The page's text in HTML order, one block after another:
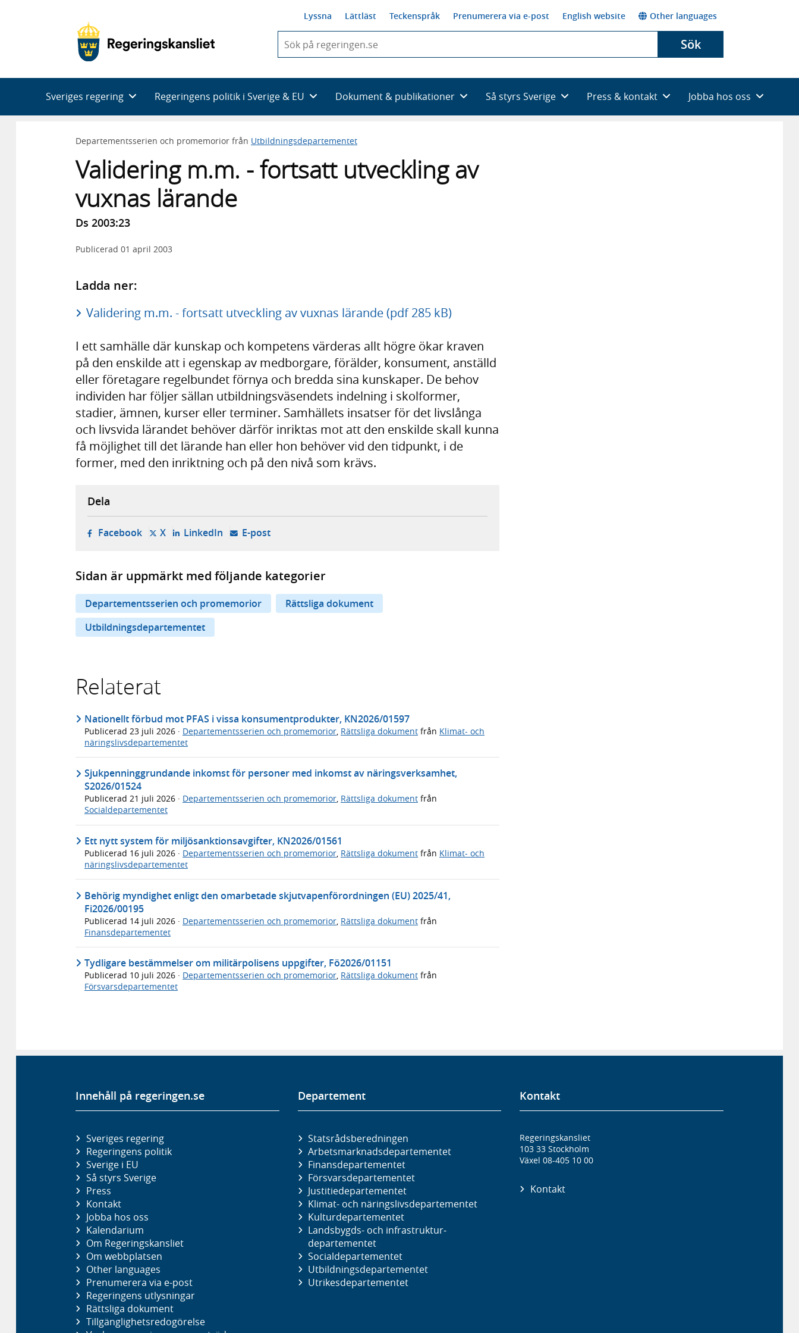
Lyssna Lättläst Teckenspråk Prenumerera via e-post English website Other languages
du
skriva
framträder
en
med
Sök
Sveriges regering Regeringens politik i Sverige & EU Dokument & publikationer Så styrs Sverige Press & kontakt Jobba hos oss
Departementsserien och promemorior från Utbildningsdepartementet
Validering m.m. - fortsatt utveckling av
vuxnas lärande
Ds 2003:23
Publicerad 01 april 2003
Ladda ner:
Validering m.m. - fortsatt utveckling av vuxnas lärande (pdf 285 kB)
I ett samhälle där kunskap och kompetens värderas allt högre ökar kraven
på den enskilde att i egenskap av medborgare, förälder, konsument, anställd
eller företagare regelbundet förnya och bredda sina kunskaper. De behov
individen har följer sällan utbildningsväsendets indelning i skolformer,
stadier, ämnen, kurser eller terminer. Samhällets insatser för det livslånga
och livsvida lärandet behöver därför inriktas mot att den enskilde skall kunna
få möjlighet till det lärande han eller hon behöver vid den tidpunkt, i de
former, med den inriktning och på den nivå som krävs.
Dela
Facebook- öppnas i ny flik, extern webbplats,
X- öppnas i ny flik, extern webbplats,
LinkedIn- öppnas i ny flik, extern webbplats,
E-post- öppnar din e-postklient,
Sidan är uppmärkt med följande kategorier
Departementsserien och promemorior
Rättsliga dokument
Utbildningsdepartementet
Relaterat
Nationellt förbud mot PFAS i vissa konsumentprodukter, KN2026/01597
Publicerad 23 juli 2026 · Departementsserien och promemorior Rättsliga dokument från Klimat- och
näringslivsdepartementet
Sjukpenninggrundande inkomst för personer med inkomst av näringsverksamhet,
S2026/01524
Publicerad 21 juli 2026 · Departementsserien och promemorior, Rättsliga dokument från
Socialdepartementet
Ett nytt system för miljösanktionsavgifter, KN2026/01561
Publicerad 16 juli 2026 · Departementsserien och promemorior, Rättsliga dokument från Klimat- och
näringslivsdepartementet
Behörig myndighet enligt den omarbetade skjutvapenförordningen (EU) 2025/41,
Fi2026/00195
Publicerad 14 juli 2026 · Departementsserien och promemorior Rättsliga dokument från
Finansdepartementet
Tydligare bestämmelser om militärpolisens uppgifter, Fö2026/01151
Publicerad 10 juli 2026 · Departementsserien och promemorior, Rättsliga dokument från
Försvarsdepartementet
Innehåll på regeringen.se
Sveriges regering
Regeringens politik
Sverige i EU
Så styrs Sverige
Press
Kontakt
Jobba hos oss
Kalendarium
Om Regeringskansliet
Om webbplatsen
Other languages
Prenumerera via e-post
Regeringens utlysningar
Rättsliga dokument
Tillgänglighetsredogörelse
Departement
Statsrådsberedningen
Arbetsmarknads­departementet
Finans­departementet
Försvars­departementet
Justitie­departementet
Klimat- och näringslivs­departementet
Kultur­departementet
Landsbygds- och infrastruktur­
departementet
Social­departementet
Utbildnings­departementet
Utrikes­departementet
Kontakt
Regeringskansliet
103 33 Stockholm
Växel 08-405 10 00
Kontakt